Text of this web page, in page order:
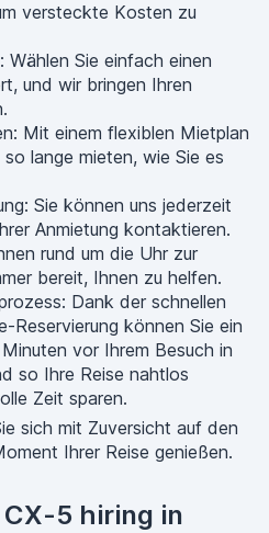
versteckte Kosten zu
Wählen Sie einfach einen
und wir bringen Ihren
Mit einem flexiblen Mietplan
lange mieten, wie Sie es
Sie können uns jederzeit
Anmietung kontaktieren.
rund um die Uhr zur
bereit, Ihnen zu helfen.
Dank der schnellen
Reservierung können Sie ein
vor Ihrem Besuch in
so Ihre Reise nahtlos
Zeit sparen.
sich mit Zuversicht auf den
Ihrer Reise genießen.
5 hiring in